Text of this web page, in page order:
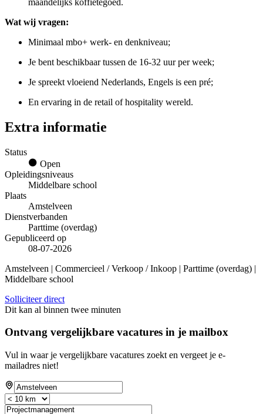
Wat wij vragen:
Minimaal mbo+ werk- en denkniveau;
Je bent beschikbaar tussen de 16-32 uur per week;
Je spreekt vloeiend Nederlands, Engels is een pré;
En ervaring in de retail of hospitality wereld.
Extra informatie
Status
Open
Opleidingsniveaus
Middelbare school
Plaats
Amstelveen
Dienstverbanden
Parttime (overdag)
Gepubliceerd op
08-07-2026
Amstelveen | Commercieel / Verkoop / Inkoop | Parttime (overdag) |
Middelbare school
Solliciteer direct
Dit kan al binnen twee minuten
Ontvang vergelijkbare vacatures in je mailbox
Vul in waar je vergelijkbare vacatures zoekt en vergeet je e-
mailadres niet!